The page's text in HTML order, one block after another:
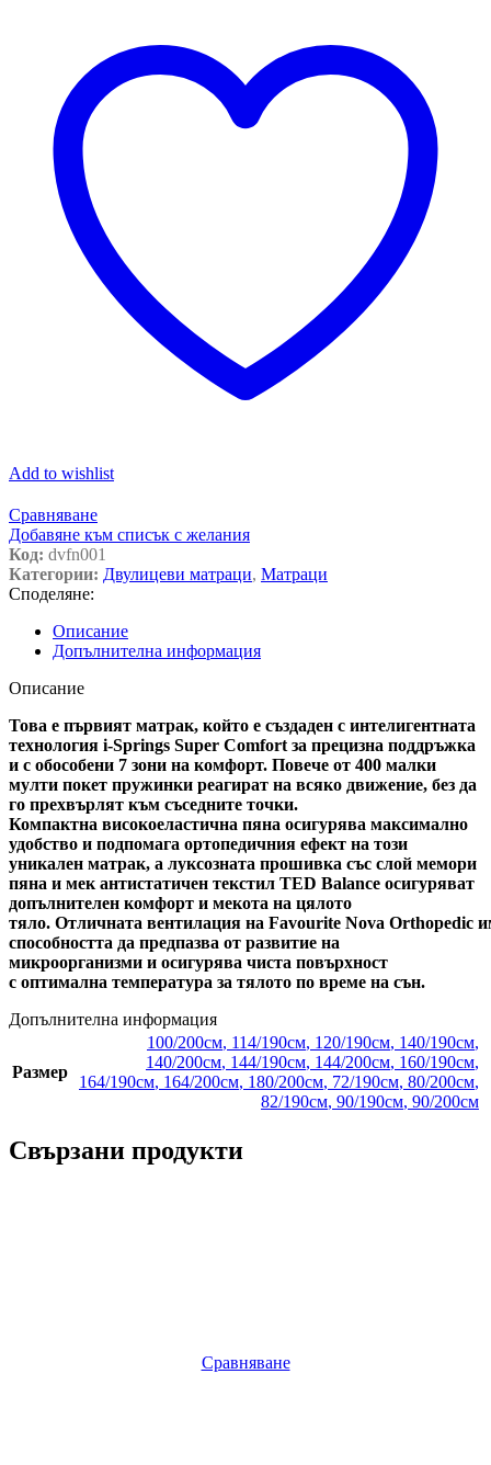
Add to wishlist
Сравняване
Добавяне към списък с желания
Код: dvfn001
Категории: Двулицеви матраци, Матраци
Споделяне:
Описание
Допълнителна информация
Описание
Това е първият матрак, който е създаден с интелигентната
технология i-Springs Super Comfort за прецизна поддръжка
и с обособени 7 зони на комфорт. Повече от 400 малки
мулти покет пружинки реагират на всяко движение, без да
го прехвърлят към съседните точки.
Компактна високоеластична пяна осигурява максимално
удобство и подпомага ортопедичния ефект на този
уникален матрак, а луксозната прошивка със слой мемори
пяна и мек антистатичен текстил TED Balance осигуряват
допълнителен комфорт и мекота на цялото
тяло. Отличната вентилация на Favourite Nova Orthopedic
способността да предпазва от развитие на
микроорганизми и осигурява чиста повърхност
с оптимална температура за тялото по време на сън.
Допълнителна информация
Размер
100/200см, 114/190см, 120/190см, 140/190см,
140/200см, 144/190см, 144/200см, 160/190см,
164/190см, 164/200см, 180/200см, 72/190см, 80/200см,
82/190см, 90/190см, 90/200см
Свързани продукти
Сравняване